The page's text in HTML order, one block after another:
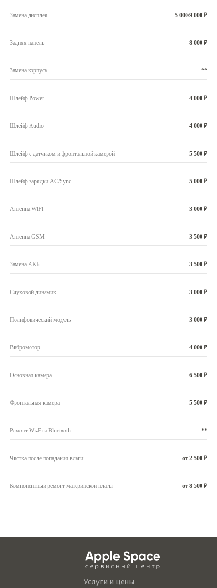
Замена дисплея 5 000/9 000 ₽
Задняя панель 8 000 ₽
Замена корпуса **
Шлейф Power 4 000 ₽
Шлейф Audio 4 000 ₽
Шлейф с датчиком и фронтальной камерой 5 500 ₽
Шлейф зарядки AC/Sync 5 000 ₽
Антенна WiFi 3 000 ₽
Антенна GSM 3 500 ₽
Замена АКБ 3 500 ₽
Слуховой динамик 3 000 ₽
Полифонический модуль 3 000 ₽
Вибромотор 4 000 ₽
Основная камера 6 500 ₽
Фронтальная камера 5 500 ₽
Ремонт Wi-Fi и Bluetooth **
Чистка после попадания влаги от 2 500 ₽
Компонентный ремонт материнской платы от 8 500 ₽
Услуги и цены